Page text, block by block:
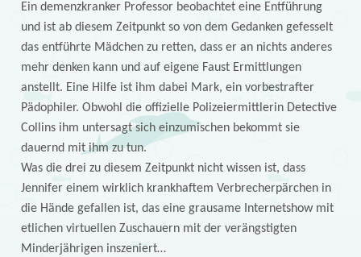
Ein demenzkranker Professor beobachtet eine Entführung
und ist ab diesem Zeitpunkt so von dem Gedanken gefesselt
das entführte Mädchen zu retten, dass er an nichts anderes
mehr denken kann und auf eigene Faust Ermittlungen
anstellt. Eine Hilfe ist ihm dabei Mark, ein vorbestrafter
Pädophiler. Obwohl die offizielle Polizeiermittlerin Detective
Collins ihm untersagt sich einzumischen bekommt sie
dauernd mit ihm zu tun.
Was die drei zu diesem Zeitpunkt nicht wissen ist, dass
Jennifer einem wirklich krankhaftem Verbrecherpärchen in
die Hände gefallen ist, das eine grausame Internetshow mit
etlichen virtuellen Zuschauern mit der verängstigten
Minderjährigen inszeniert…